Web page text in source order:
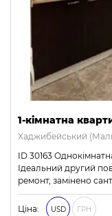
1-кімнатна
Хаджибейський
ID 30163
Ідеальний другий
ремонт, замінено
Ціна: USD ГРН